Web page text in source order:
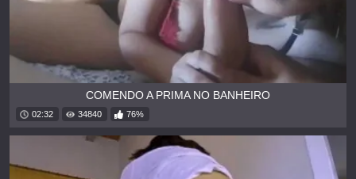
COMENDO A PRIMA NO BANHEIRO
02:32 34840 76%